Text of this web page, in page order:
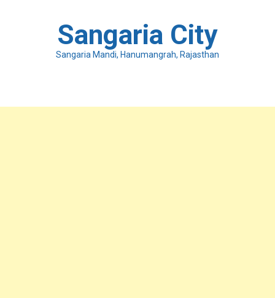
Sangaria City
Sangaria Mandi, Hanumangrah, Rajasthan